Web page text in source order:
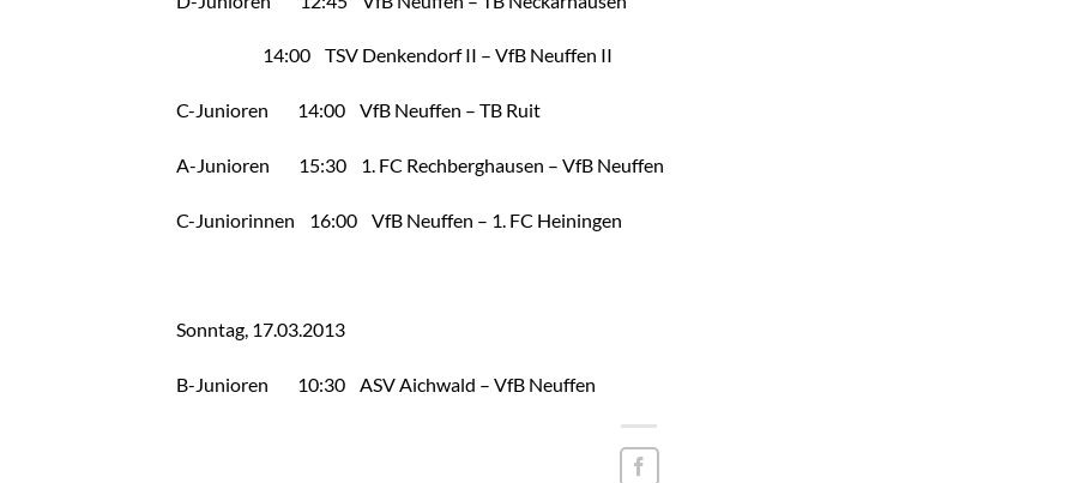
14:00 TSV Denkendorf II – VfB Neuffen II
C-Junioren 14:00 VfB Neuffen – TB Ruit
A-Junioren 15:30 1. FC Rechberghausen – VfB Neuffen
C-Juniorinnen 16:00 VfB Neuffen – 1. FC Heiningen
Sonntag, 17.03.2013
B-Junioren 10:30 ASV Aichwald – VfB Neuffen